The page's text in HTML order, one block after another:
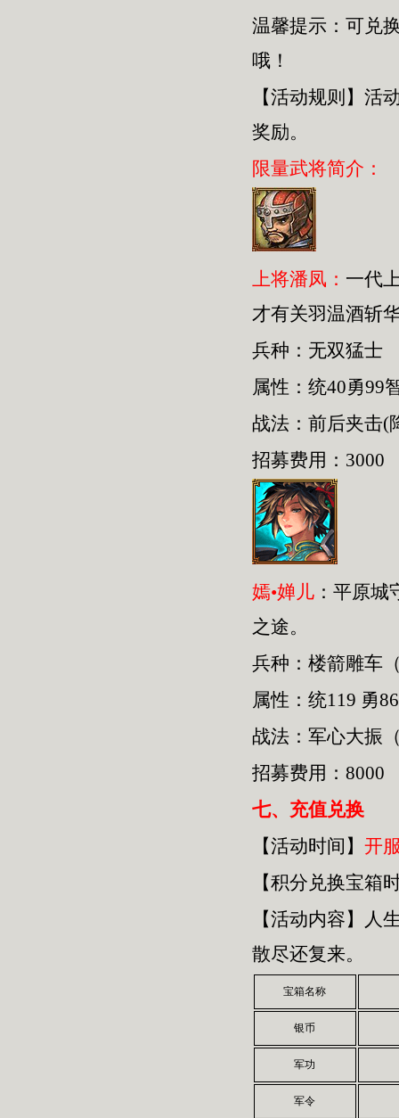
温馨提示：可兑
哦！
【活动规则】活
奖励。
限量武将简介：
上将潘凤： 一代
才有关羽温酒斩
兵种：无双猛士
属性：统40勇99
战法：前后夹击(
招募费用：3000
嫣•婵儿 ：平原
之途。
兵种：楼箭雕车
属性：统119 勇
战法：军心大振
招募费用：8000
七、 充值兑换
【活动时间】 开
【积分兑换宝箱
【活动内容】人
散尽还复来。
宝箱名称
银币
军功
军令